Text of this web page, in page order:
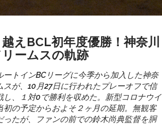
えBCL初年度優勝！神奈川
ームスの軌跡
ートインBCリーグに今季から加入した神奈
スが、10月27日に行われたプレーオフで信
し、１対0で勝利を収めた。新型コロナウイ
初の予定からおよそ２ヶ月の延期。無観客
たが、ファンの前での鈴木尚典監督を胴